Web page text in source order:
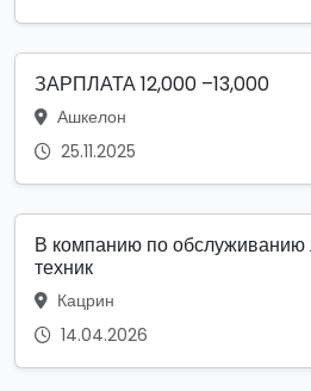
ЗАРПЛАТА 12,000 –13,000
Ашкелон
25.11.2025
В компанию по обслуживанию
техник
Кацрин
14.04.2026